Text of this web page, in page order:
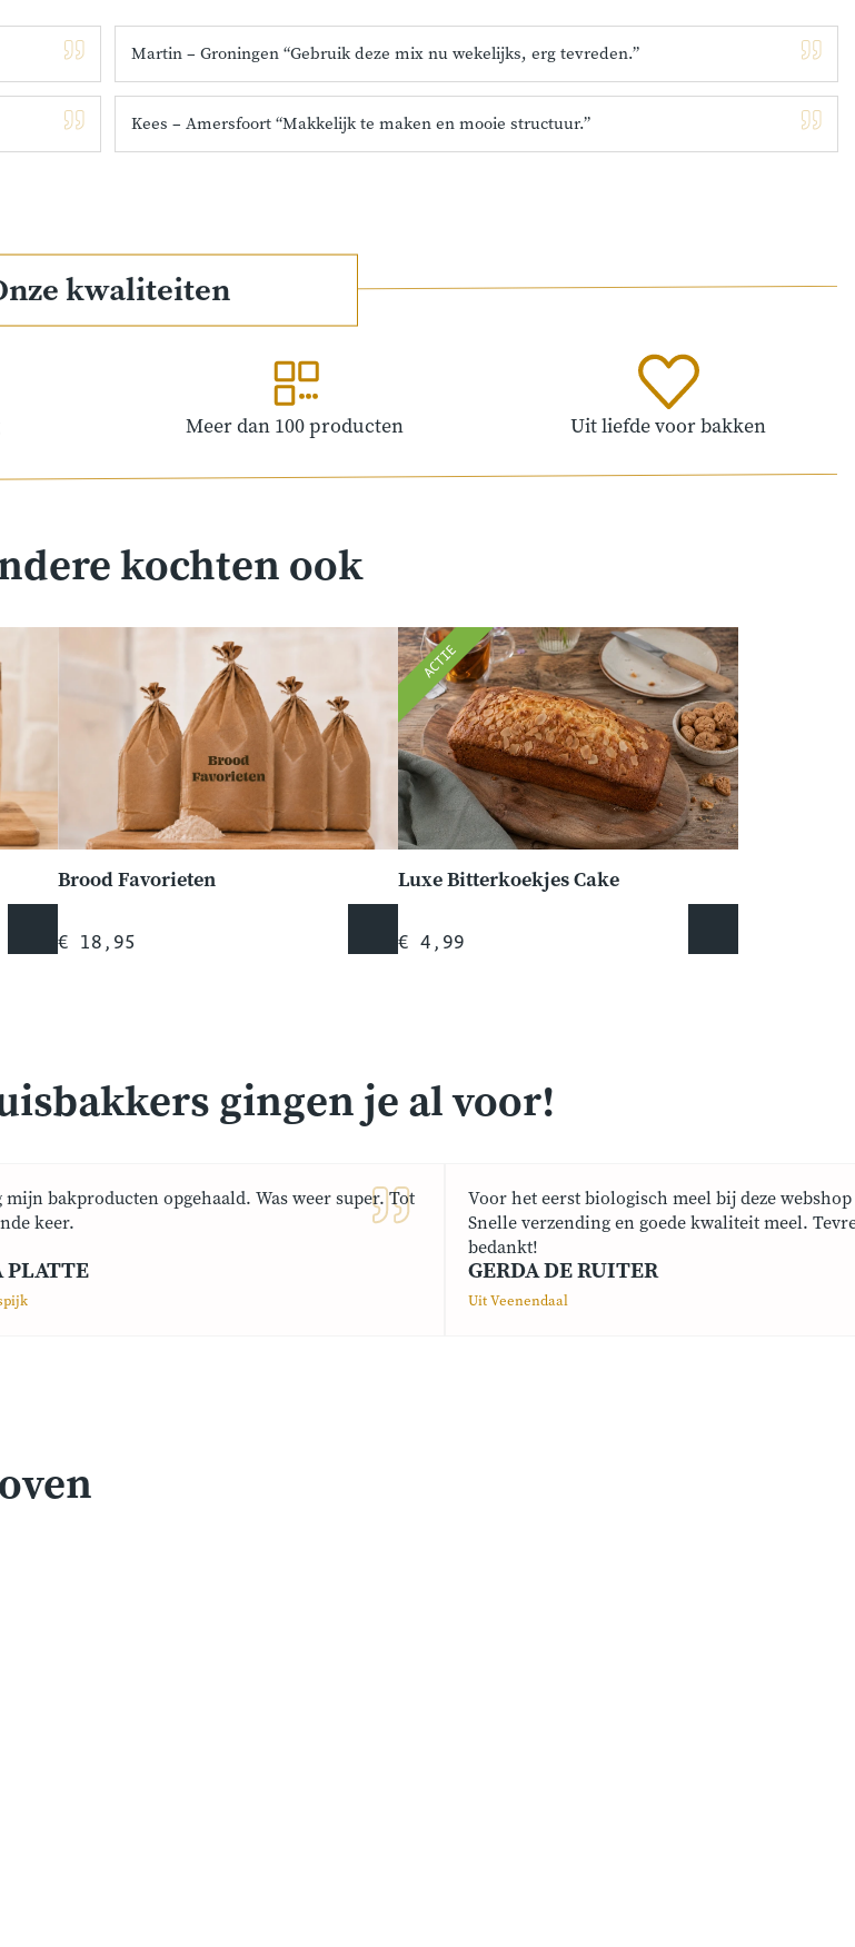
Martin – Groningen “Gebruik deze mix nu wekelijks, erg tevreden.”
Kees – Amersfoort “Makkelijk te maken en mooie structuur.”
kwaliteiten
Meer dan 100 producten Uit liefde voor bakken
kochten ook
Brood Favorieten
€ 18,95
ACTIE
Luxe Bitterkoekjes Cake
€ 4,99
gingen je al voor!
mijn bakproducten opgehaald. Was weer super. Tot
keer.
PLATTE
Voor het eerst biologisch meel bij deze
Snelle verzending en goede kwaliteit meel.
bedankt!
GERDA DE RUITER
Uit Veenendaal